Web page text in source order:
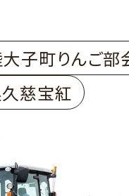
大子町りんご部
慈宝紅